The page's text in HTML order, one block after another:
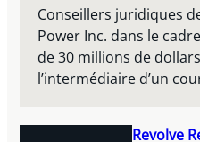
Conseillers juridiques
Power Inc. dans le
de 30 millions de
l’intermédiaire d’un
Revolve